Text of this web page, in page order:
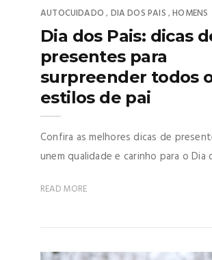
AUTOCUIDADO , DIA DOS PAIS ,HOMENS
Dia dos Pais: dicas
presentes para
surpreender todos
estilos de pai
Confira as melhores dicas de
unem qualidade e carinho para o Dia
READ MORE